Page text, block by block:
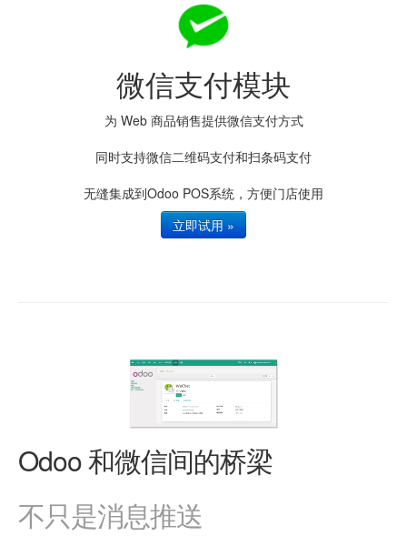
微信支付模块
为 Web 商品销售提供微信支付方式
同时支持微信二维码支付和扫条码支付
无缝集成到Odoo POS系统，方便门店使用
立即试用 »
Odoo 和微信间的桥梁
不只是消息推送